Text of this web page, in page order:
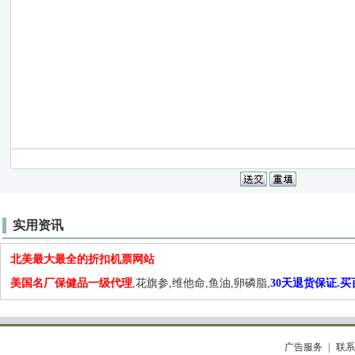
实用资讯
北美最大最全的折扣机票网站
美国名厂保健品一级代理,花旗参,维他命,鱼油,卵磷脂,30天退货保证.买
广告服务 联